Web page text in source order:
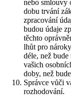
nebo smlouvy
dobu trvání
zpracování
budou údaje
těchto
lhůt pro
déle, než
vašich
doby, než
Správce vůči
rozhodování.